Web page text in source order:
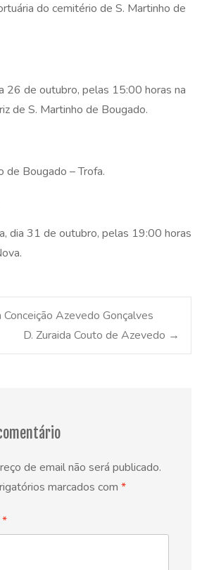
do cemitério de S. Martinho de
26 de outubro, pelas 15:00 horas na
de S. Martinho de Bougado.
de Bougado – Trofa.
dia 31 de outubro, pelas 19:00 horas
Conceição Azevedo Gonçalves
D. Zuraida Couto de Azevedo →
de email não será publicado.
marcados com *
*